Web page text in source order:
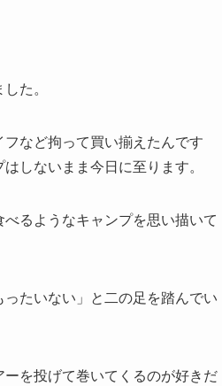
た。
など拘って買い揃えたんです
しないまま今日に至ります。
るようなキャンプを思い描いて
たいない」と二の足を踏んでい
を投げて巻いてくるのが好きだ